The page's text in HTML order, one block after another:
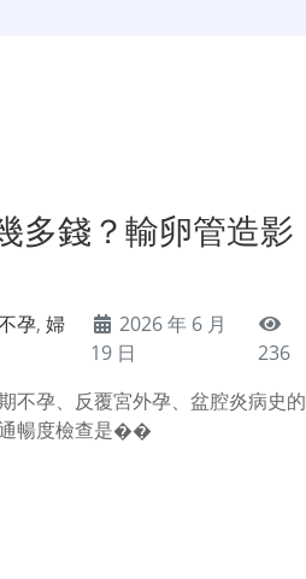
多錢？輸卵管造影
孕,婦
2026 年 6 月
19 日
236
不孕、反覆宮外孕、盆腔炎病史的
暢度檢查是��